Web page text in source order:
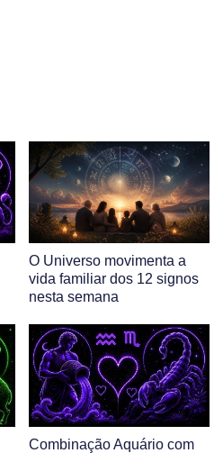
O Universo movimenta a
vida familiar dos 12 signos
nesta semana
Combinação Aquário com